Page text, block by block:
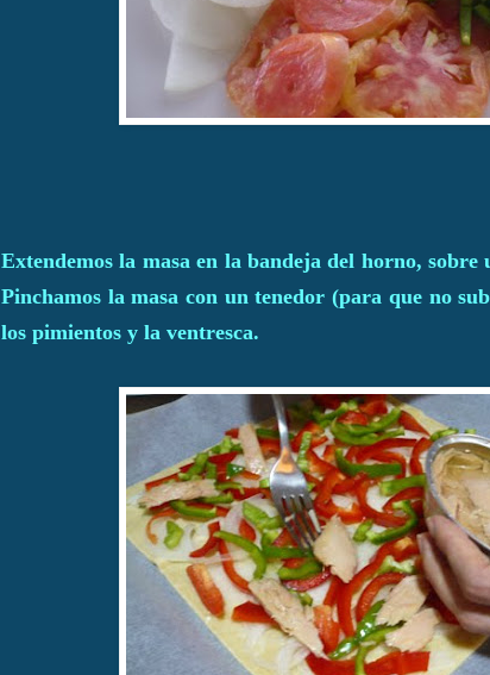
Extendemos la masa en la bandeja del horno, sobre
Pinchamos la masa con un tenedor (para que no
los pimientos y la ventresca.